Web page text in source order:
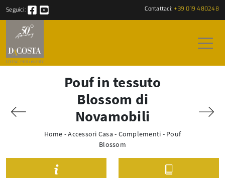
Seguici: Contattaci: +39 019 480248
Pouf in tessuto
Blossom di
Novamobili
Home -Accessori Casa - Complementi - Pouf
Blossom